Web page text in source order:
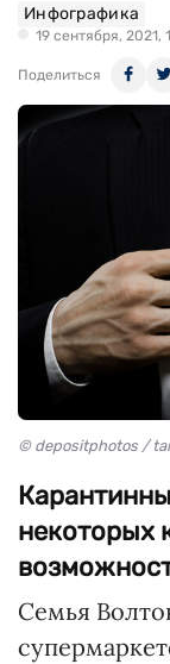
Инфографика
19 сентября, 2021,
Поделиться
© depositphotos /
некоторых
Семья